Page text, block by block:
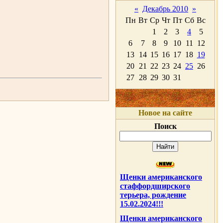
« Декабрь 2010 »
Пн Вт Ср Чт Пт Сб Вс
1
2 3 4
5
6
7 8 9 10 11
12
13 14 15 16 17 18 19
20 21 22 23 24 25 26
27 28 29 30 31
Новое на сайте
Поиск
Щенки американского
стаффордширского
терьера, рождение
15.02.2024!!!
Щенки американского